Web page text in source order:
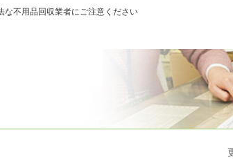
な不用品回収業者にご注意ください